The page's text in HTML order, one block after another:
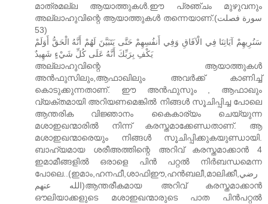
മാത്രമല്ല ആയാത്തുകള്‍.ഈ പ്രഞ്ചം മുഴുവനും
അല്ലാഹുവിന്റെ ആയാത്തുകള്‍ തന്നെയാണ്.(سورة فصلت
53)
سَنُرِيهِمْ آيَاتِنَا فِي الْآفَاقِ وَفِي أَنفُسِهِمْ حَتَّى يَتَبَيَّنَ لَهُمْ أَنَّهُ الْحَقُّ أَوَلَمْ
يَكْفِ بِرَبِّكَ أَنَّهُ عَلَى كُلِّ شَيْءٍ شَهِيدٌ
അല്ലാഹുവിന്റെ ആയാത്തുകള്‍
അന്‍ഫുസിലും,ആഫാഖിലും അവര്‍ക്ക് കാണിച്ച്
കൊടുക്കുന്നതാണ്. ഈ അന്‍ഫുസും , ആഫാ‍ഖും
വ്യക്തമായി അറിയണമെങ്കില്‍ നിങ്ങള്‍ സൂചിപ്പിച്ച പോലെ
ആന്തരിക വിജ്ഞാനം കൈകാര്യം ചെയ്യുന്ന
മശാഇഖന്മാരില്‍ നിന്ന് കരസ്തമാക്കേണ്ഡതാണ്. ആ
മശാഇഖന്മാരെയും നിങ്ങള്‍ സൂചിപ്പിക്കുകയുണ്ഡായി.
ബാഹ്യമായ ശരീഅത്തിന്റെ അറിവ് കരസ്തമാക്കാന്‍ 4
ഇമാമീങ്ങളില്‍ ഒരാളെ പിന്‍ പറ്റല്‍ നിര്‍ബന്ധമെന്ന
പോലെ..(ഇമാം,ഹനഫീ,ശാഫിഈ,ഹന്‍ബലീ,മാലിക്കീ,رضي
الله عنهم)ആന്തരീകമായ അറിവ് കരസ്തമാക്കാന്‍
ഔലിയാക്കളുടെ മശാഇഖന്മാരുടെ പാത പിന്‍പറ്റല്‍